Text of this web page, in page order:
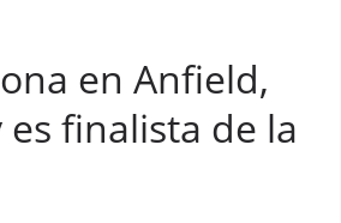
en Anfield,
finalista de la